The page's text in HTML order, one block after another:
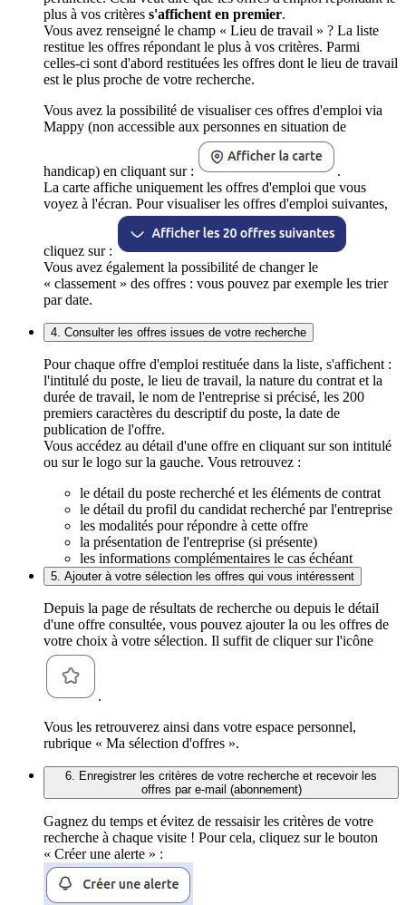
plus à vos critères s'affichent en premier.
Vous avez renseigné le champ « Lieu de travail » ? La liste
restitue les offres répondant le plus à vos critères. Parmi
celles-ci sont d'abord restituées les offres dont le lieu de travail
est le plus proche de votre recherche.
Vous avez la possibilité de visualiser ces offres d'emploi via
Mappy (non accessible aux personnes en situation de
handicap) en cliquant sur :
.
La carte affiche uniquement les offres d'emploi que vous
voyez à l'écran. Pour visualiser les offres d'emploi suivantes,
cliquez sur :
Vous avez également la possibilité de changer le
« classement » des offres : vous pouvez par exemple les trier
par date.
4. Consulter les offres issues de votre recherche
Pour chaque offre d'emploi restituée dans la liste, s'affichent :
l'intitulé du poste, le lieu de travail, la nature du contrat et la
durée de travail, le nom de l'entreprise si précisé, les 200
premiers caractères du descriptif du poste, la date de
publication de l'offre.
Vous accédez au détail d'une offre en cliquant sur son intitulé
ou sur le logo sur la gauche. Vous retrouvez :
le détail du poste recherché et les éléments de contrat
le détail du profil du candidat recherché par l'entreprise
les modalités pour répondre à cette offre
la présentation de l'entreprise (si présente)
les informations complémentaires le cas échéant
5. Ajouter à votre sélection les offres qui vous intéressent
Depuis la page de résultats de recherche ou depuis le détail
d'une offre consultée, vous pouvez ajouter la ou les offres de
votre choix à votre sélection. Il suffit de cliquer sur l'icône
.
Vous les retrouverez ainsi dans votre espace personnel,
rubrique « Ma sélection d'offres ».
6. Enregistrer les critères de votre recherche et recevoir les
offres par e-mail (abonnement)
Gagnez du temps et évitez de ressaisir les critères de votre
recherche à chaque visite ! Pour cela, cliquez sur le bouton
« Créer une alerte » :